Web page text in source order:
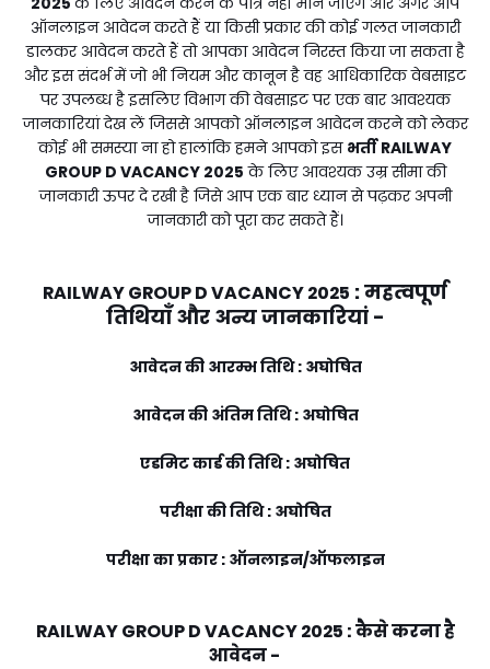
ऑनलाइन आवेदन करते हैं या किसी प्रकार की कोई गलत जानकारी
डालकर आवेदन करते हैं तो आपका आवेदन निरस्त किया जा सकता है
और इस संदर्भ में जो भी नियम और कानून है वह आधिकारिक वेबसाइट
पर उपलब्ध है इसलिए विभाग की वेबसाइट पर एक बार आवश्यक
जानकारियां देख लें जिससे आपको ऑनलाइन आवेदन करने को लेकर
कोई भी समस्या ना हो हालांकि हमने आपको इस भर्ती RAILWAY
GROUP D VACANCY 2025 के लिए आवश्यक उम्र सीमा की
जानकारी ऊपर दे रखी है जिसे आप एक बार ध्यान से पढ़कर अपनी
जानकारी को पूरा कर सकते हैं।
RAILWAY GROUP D VACANCY 2025 :महत्वपूर्ण
तिथियाँ और अन्य जानकारियां -
आवेदन की आरम्भ तिथि : अघोषित
आवेदन की अंतिम तिथि : अघोषित
एडमिट कार्ड की तिथि : अघोषित
परीक्षा की तिथि : अघोषित
परीक्षा का प्रकार : ऑनलाइन/ऑफलाइन
RAILWAY GROUP D VACANCY 2025 :कैसे करना है
आवेदन -